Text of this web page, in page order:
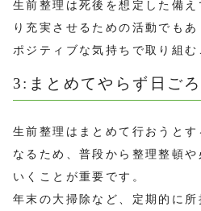
生前整理は死後を想定した備
り充実させるための活動でもあ
ポジティブな気持ちで取り組む
3:まとめてやらず日ご
生前整理はまとめて行おうと
なるため、普段から整理整頓
いくことが重要です。
年末の大掃除など、定期的に